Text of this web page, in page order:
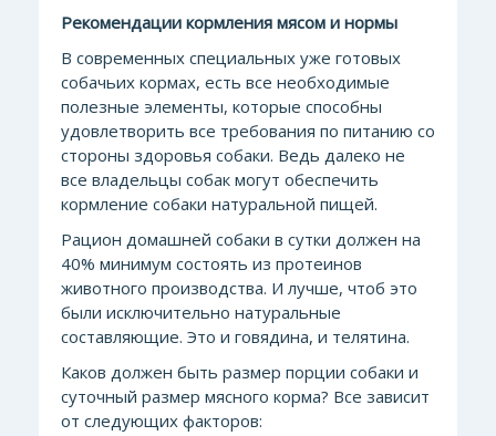
Рекомендации кормления мясом и нормы
В современных специальных уже готовых
собачьих кормах, есть все необходимые
полезные элементы, которые способны
удовлетворить все требования по питанию со
стороны здоровья собаки. Ведь далеко не
все владельцы собак могут обеспечить
кормление собаки натуральной пищей.
Рацион домашней собаки в сутки должен на
40% минимум состоять из протеинов
животного производства. И лучше, чтоб это
были исключительно натуральные
составляющие. Это и говядина, и телятина.
Каков должен быть размер порции собаки и
суточный размер мясного корма? Все зависит
от следующих факторов: